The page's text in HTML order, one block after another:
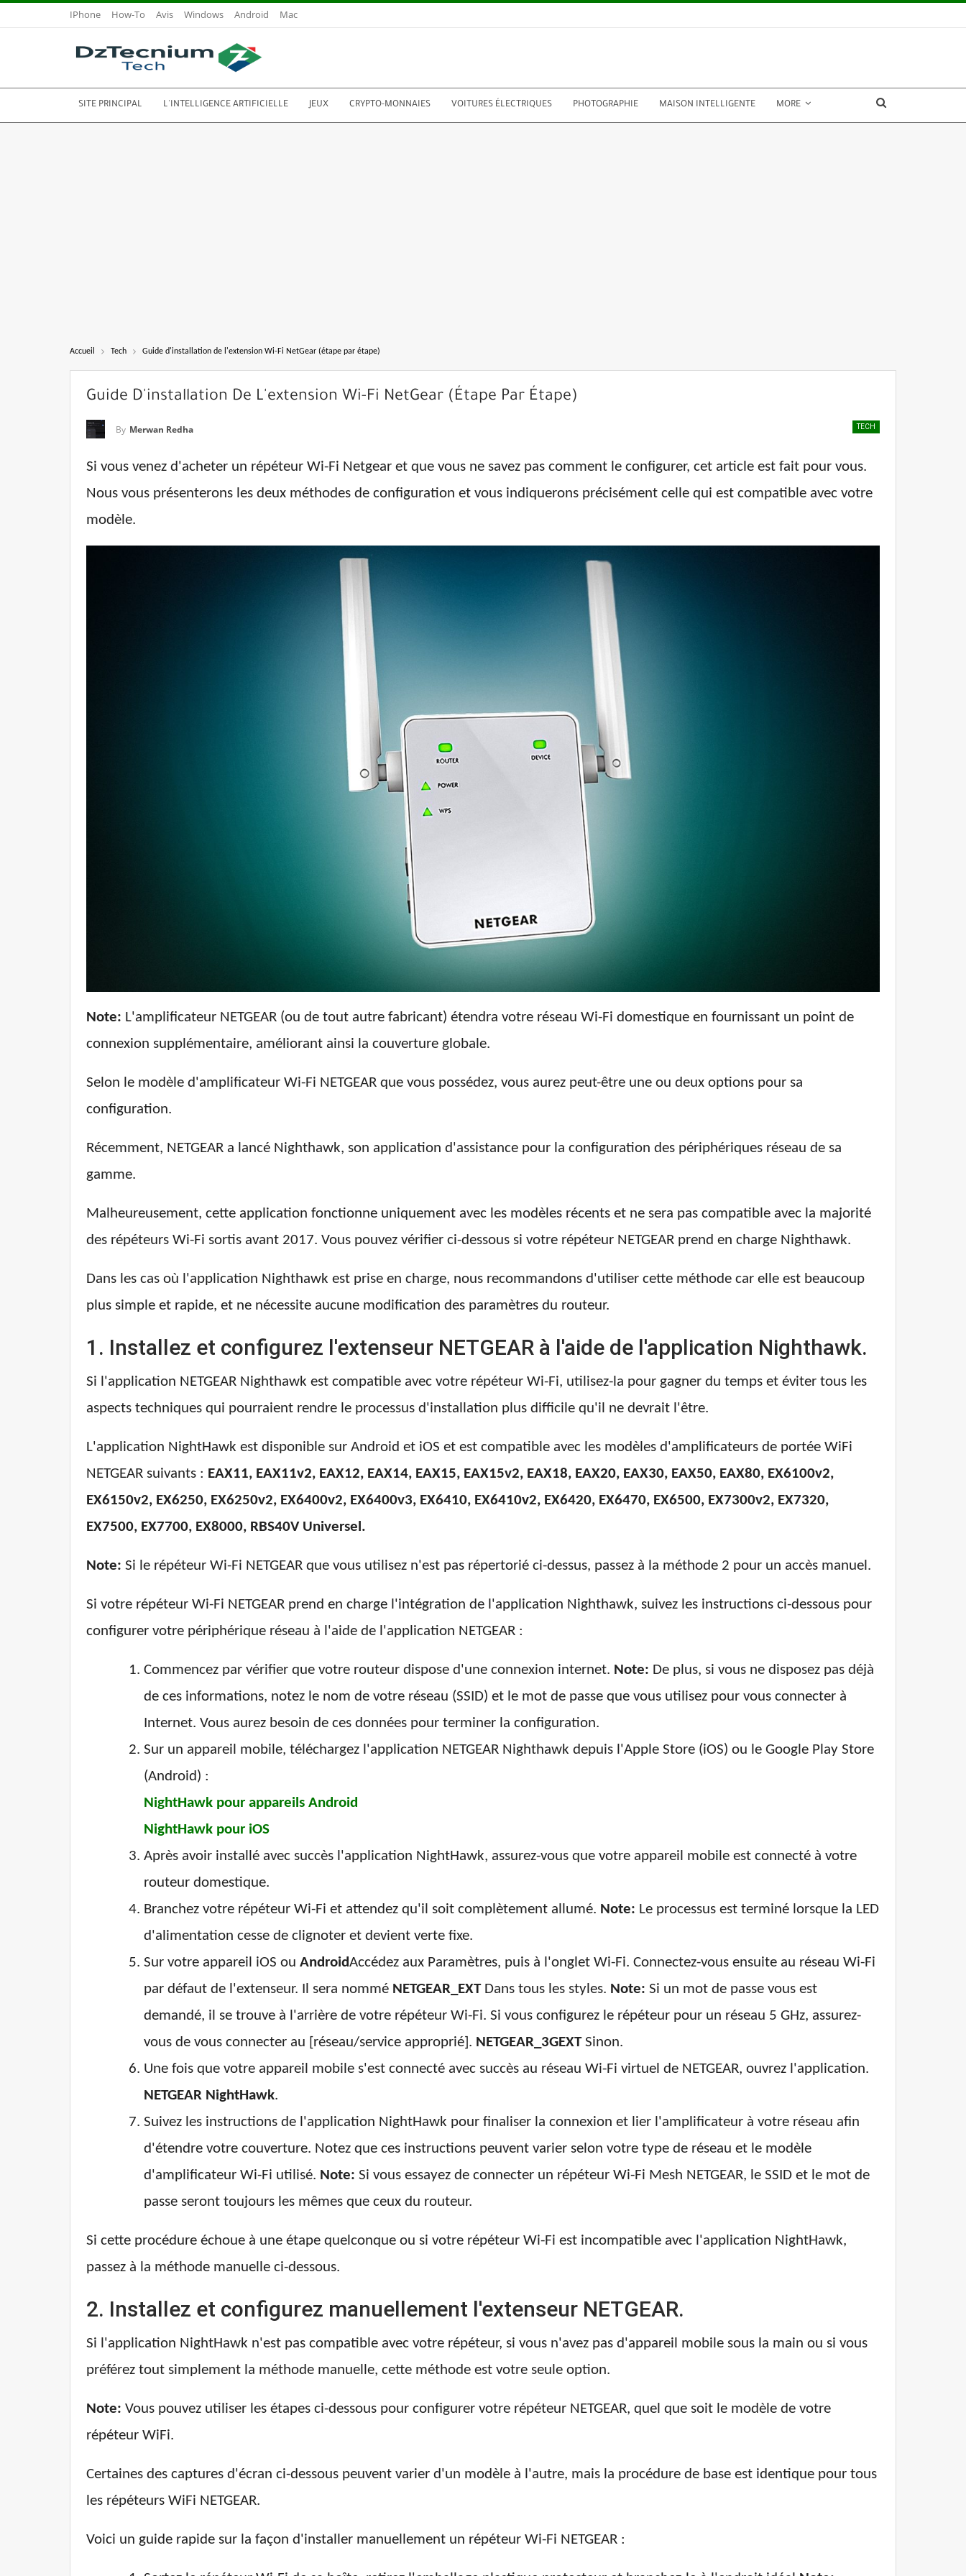
IPhone How-To Avis Windows Android Mac
SITE PRINCIPAL L'INTELLIGENCE ARTIFICIELLE JEUX CRYPTO-MONNAIES VOITURES ÉLECTRIQUES PHOTOGRAPHIE MAISON INTELLIGENTE MORE
Accueil Tech Guide d'installation de l'extension Wi-Fi NetGear (étape par étape)
Guide D'installation De L'extension Wi-Fi NetGear (étape Par Étape)
TECH
By Merwan Redha
Si vous venez d'acheter un répéteur Wi-Fi Netgear et que vous ne savez pas comment le configurer, cet article est fait pour vous.
Nous vous présenterons les deux méthodes de configuration et vous indiquerons précisément celle qui est compatible avec votre
modèle.
Note: L'amplificateur NETGEAR (ou de tout autre fabricant) étendra votre réseau Wi-Fi domestique en fournissant un point de
connexion supplémentaire, améliorant ainsi la couverture globale.
Selon le modèle d'amplificateur Wi-Fi NETGEAR que vous possédez, vous aurez peut-être une ou deux options pour sa
configuration.
Récemment, NETGEAR a lancé Nighthawk, son application d'assistance pour la configuration des périphériques réseau de sa
gamme.
Malheureusement, cette application fonctionne uniquement avec les modèles récents et ne sera pas compatible avec la majorité
des répéteurs Wi-Fi sortis avant 2017. Vous pouvez vérifier ci-dessous si votre répéteur NETGEAR prend en charge Nighthawk.
Dans les cas où l'application Nighthawk est prise en charge, nous recommandons d'utiliser cette méthode car elle est beaucoup
plus simple et rapide, et ne nécessite aucune modification des paramètres du routeur.
1. Installez et configurez l'extenseur NETGEAR à l'aide de l'application Nighthawk.
Si l'application NETGEAR Nighthawk est compatible avec votre répéteur Wi-Fi, utilisez-la pour gagner du temps et éviter tous les
aspects techniques qui pourraient rendre le processus d'installation plus difficile qu'il ne devrait l'être.
L'application NightHawk est disponible sur Android et iOS et est compatible avec les modèles d'amplificateurs de portée WiFi
NETGEAR suivants : EAX11, EAX11v2, EAX12, EAX14, EAX15, EAX15v2, EAX18, EAX20, EAX30, EAX50, EAX80, EX6100v2,
EX6150v2, EX6250, EX6250v2, EX6400v2, EX6400v3, EX6410, EX6410v2, EX6420, EX6470, EX6500, EX7300v2, EX7320,
EX7500, EX7700, EX8000, RBS40V Universel.
Note: Si le répéteur Wi-Fi NETGEAR que vous utilisez n'est pas répertorié ci-dessus, passez à la méthode 2 pour un accès manuel.
Si votre répéteur Wi-Fi NETGEAR prend en charge l'intégration de l'application Nighthawk, suivez les instructions ci-dessous pour
configurer votre périphérique réseau à l'aide de l'application NETGEAR :
Commencez par vérifier que votre routeur dispose d'une connexion internet. Note: De plus, si vous ne disposez pas déjà
de ces informations, notez le nom de votre réseau (SSID) et le mot de passe que vous utilisez pour vous connecter à
Internet. Vous aurez besoin de ces données pour terminer la configuration.
Sur un appareil mobile, téléchargez l'application NETGEAR Nighthawk depuis l'Apple Store (iOS) ou le Google Play Store
(Android) :
NightHawk pour appareils Android
NightHawk pour iOS
Après avoir installé avec succès l'application NightHawk, assurez-vous que votre appareil mobile est connecté à votre
routeur domestique.
Branchez votre répéteur Wi-Fi et attendez qu'il soit complètement allumé. Note: Le processus est terminé lorsque la LED
d'alimentation cesse de clignoter et devient verte fixe.
Sur votre appareil iOS ou AndroidAccédez aux Paramètres, puis à l'onglet Wi-Fi. Connectez-vous ensuite au réseau Wi-Fi
par défaut de l'extenseur. Il sera nommé NETGEAR_EXTDans tous les styles. Note: Si un mot de passe vous est
demandé, il se trouve à l'arrière de votre répéteur Wi-Fi. Si vous configurez le répéteur pour un réseau 5 GHz, assurez-
vous de vous connecter au [réseau/service approprié]. NETGEAR_3GEXTSinon.
Une fois que votre appareil mobile s'est connecté avec succès au réseau Wi-Fi virtuel de NETGEAR, ouvrez l'application.
NETGEAR NightHawk.
Suivez les instructions de l'application NightHawk pour finaliser la connexion et lier l'amplificateur à votre réseau afin
d'étendre votre couverture. Notez que ces instructions peuvent varier selon votre type de réseau et le modèle
d'amplificateur Wi-Fi utilisé. Note: Si vous essayez de connecter un répéteur Wi-Fi Mesh NETGEAR, le SSID et le mot de
passe seront toujours les mêmes que ceux du routeur.
Si cette procédure échoue à une étape quelconque ou si votre répéteur Wi-Fi est incompatible avec l'application NightHawk,
passez à la méthode manuelle ci-dessous.
2. Installez et configurez manuellement l'extenseur NETGEAR.
Si l'application NightHawk n'est pas compatible avec votre répéteur, si vous n'avez pas d'appareil mobile sous la main ou si vous
préférez tout simplement la méthode manuelle, cette méthode est votre seule option.
Note: Vous pouvez utiliser les étapes ci-dessous pour configurer votre répéteur NETGEAR, quel que soit le modèle de votre
répéteur WiFi.
Certaines des captures d'écran ci-dessous peuvent varier d'un modèle à l'autre, mais la procédure de base est identique pour tous
les répéteurs WiFi NETGEAR.
Voici un guide rapide sur la façon d'installer manuellement un répéteur Wi-Fi NETGEAR :